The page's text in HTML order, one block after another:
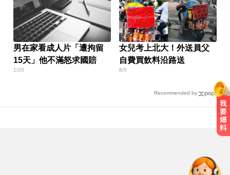
男在家看成人片「遭拘留
15天」他不滿怒求國賠
1/20
女兒考上北大！外送員父
自費買飲料沿路送
8/5
Recommended by